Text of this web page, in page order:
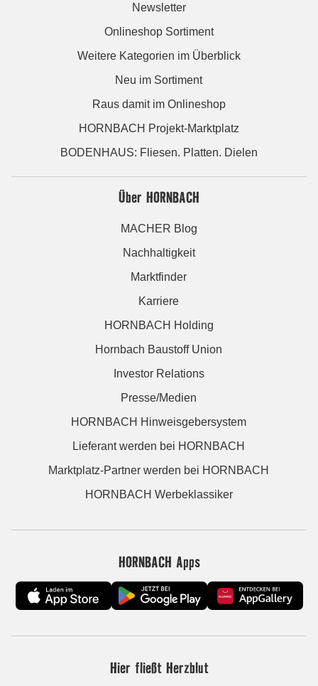
Newsletter
Onlineshop Sortiment
Weitere Kategorien im Überblick
Neu im Sortiment
Raus damit im Onlineshop
HORNBACH Projekt-Marktplatz
BODENHAUS: Fliesen. Platten. Dielen
Über HORNBACH
MACHER Blog
Nachhaltigkeit
Marktfinder
Karriere
HORNBACH Holding
Hornbach Baustoff Union
Investor Relations
Presse/Medien
HORNBACH Hinweisgebersystem
Lieferant werden bei HORNBACH
Marktplatz-Partner werden bei HORNBACH
HORNBACH Werbeklassiker
HORNBACH Apps
Hier fließt Herzblut